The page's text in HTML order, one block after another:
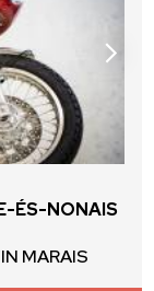
ÉS-NONAIS
MARAIS